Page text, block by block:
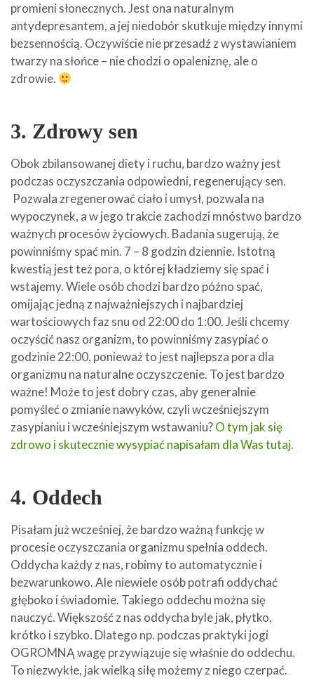
promieni słonecznych. Jest ona naturalnym
antydepresantem, a jej niedobór skutkuje między innymi
bezsennością. Oczywiście nie przesadź z wystawianiem
twarzy na słońce – nie chodzi o opaleniznę, ale o
zdrowie.
3. Zdrowy sen
Obok zbilansowanej diety i ruchu, bardzo ważny jest
podczas oczyszczania odpowiedni, regenerujący sen.
Pozwala zregenerować ciało i umysł, pozwala na
wypoczynek, a w jego trakcie zachodzi mnóstwo bardzo
ważnych procesów życiowych. Badania sugerują, że
powinniśmy spać min. 7 – 8 godzin dziennie. Istotną
kwestią jest też pora, o której kładziemy się spać i
wstajemy. Wiele osób chodzi bardzo późno spać,
omijając jedną z najważniejszych i najbardziej
wartościowych faz snu od 22:00 do 1:00. Jeśli chcemy
oczyścić nasz organizm, to powinniśmy zasypiać o
godzinie 22:00, ponieważ to jest najlepsza pora dla
organizmu na naturalne oczyszczenie. To jest bardzo
ważne! Może to jest dobry czas, aby generalnie
pomyśleć o zmianie nawyków, czyli wcześniejszym
zasypianiu i wcześniejszym wstawaniu?O tym jak się
zdrowo i skutecznie wysypiać napisałam dla Was tutaj.
4. Oddech
Pisałam już wcześniej, że bardzo ważną funkcję w
procesie oczyszczania organizmu spełnia oddech.
Oddycha każdy z nas, robimy to automatycznie i
bezwarunkowo. Ale niewiele osób potrafi oddychać
głęboko i świadomie. Takiego oddechu można się
nauczyć. Większość z nas oddycha byle jak, płytko,
krótko i szybko. Dlatego np. podczas praktyki jogi
OGROMNĄ wagę przywiązuje się właśnie do oddechu.
To niezwykłe, jak wielką siłę możemy z niego czerpać.